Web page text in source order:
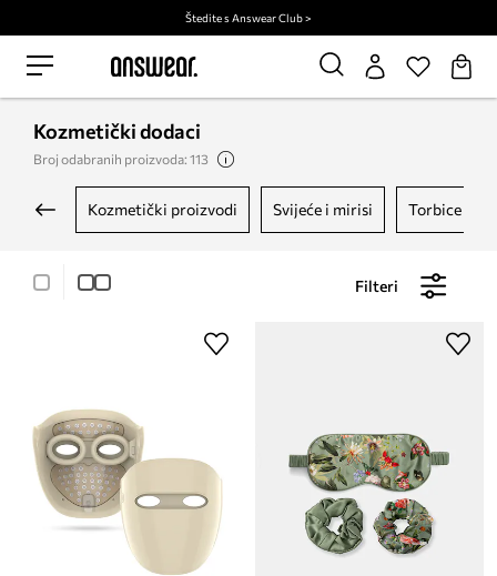
Štedite s Answear Club >
Kozmetički dodaci
Broj odabranih proizvoda: 113
kozmetički proizvodi svijeće i mirisi torbice za
Filteri